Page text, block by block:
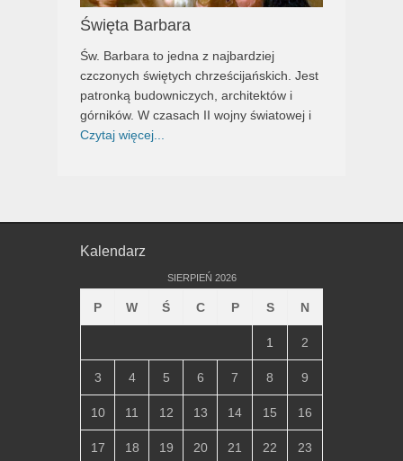
Święta Barbara
Św. Barbara to jedna z najbardziej
czczonych świętych chrześcijańskich. Jest
patronką budowniczych, architektów i
górników. W czasach II wojny światowej i
Czytaj więcej...
Kalendarz
SIERPIEŃ 2026
P W Ś C P S N
1 2
3 4 5 6 7 8 9
10 11 12 13 14 15 16
17 18 19 20 21 22 23